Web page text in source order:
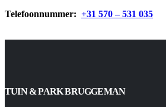
Telefoonnummer: +31 570 – 531 035
TUIN & PARK BRUGGEMAN